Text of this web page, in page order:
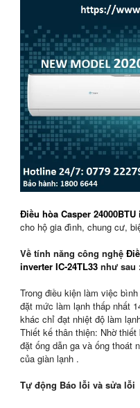
Điều hòa Casper
cho hộ gia đình, chung cư,
Về tính năng công nghệ
inverter IC-24TL33 như sau
Trong điều kiện làm việc
đặt mức làm lạnh thấp nhất
khác chỉ đạt nhiệt độ làm
Thiết kế thân thiện: Nhờ
đặt ống dẫn ga và ống thoát
của giàn lạnh .
Tự động Báo lỗi và sửa lỗi